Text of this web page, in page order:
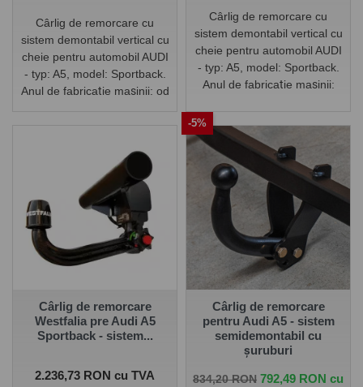
Cârlig de remorcare cu
sistem demontabil vertical cu
cheie pentru automobil AUDI
- typ: A5, model: Sportback.
Anul de fabricație mașinii: od
Cârlig de remorcare cu
sistem demontabil vertical cu
cheie pentru automobil AUDI
- typ: A5, model: Sportback.
Anul de fabricație mașinii:
Cârlig de remorcare
Westfalia pre Audi A5
Sportback - sistem...
Pret
2.236,73 RON cu TVA
-5%
Cârlig de remorcare
pentru Audi A5 - sistem
semidemontabil cu
șuruburi
Pret de baza
834,20 RON Pret
792,49 RON cu